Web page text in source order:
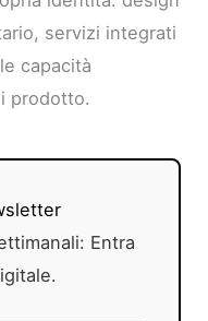
servizi integrati
capacità
prodotto.
Entra